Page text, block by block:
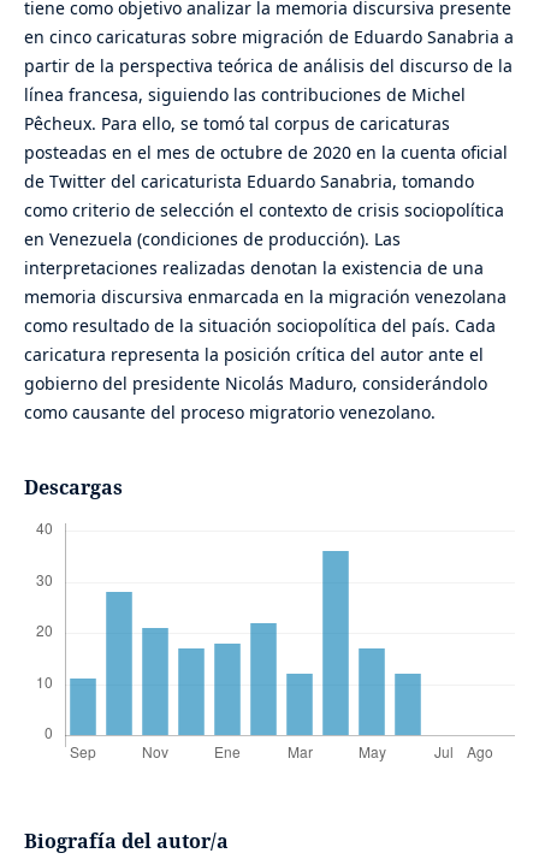
tiene como objetivo analizar la memoria discursiva presente
en cinco caricaturas sobre migración de Eduardo Sanabria a
partir de la perspectiva teórica de análisis del discurso de la
línea francesa, siguiendo las contribuciones de Michel
Pêcheux. Para ello, se tomó tal corpus de caricaturas
posteadas en el mes de octubre de 2020 en la cuenta oficial
de Twitter del caricaturista Eduardo Sanabria, tomando
como criterio de selección el contexto de crisis sociopolítica
en Venezuela (condiciones de producción). Las
interpretaciones realizadas denotan la existencia de una
memoria discursiva enmarcada en la migración venezolana
como resultado de la situación sociopolítica del país. Cada
caricatura representa la posición crítica del autor ante el
gobierno del presidente Nicolás Maduro, considerándolo
como causante del proceso migratorio venezolano.
Descargas
Biografía del autor/a